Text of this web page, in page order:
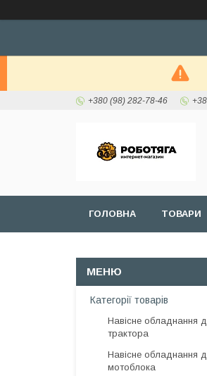
+380 (98) 282-78-46
ГОЛОВНА ТОВАРИ
Категорії товарів
Навісне обладнання
трактора
Навісне обладнання
мотоблока